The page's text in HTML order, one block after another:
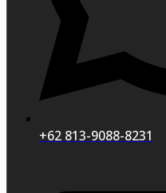
+62 813-9088-8231